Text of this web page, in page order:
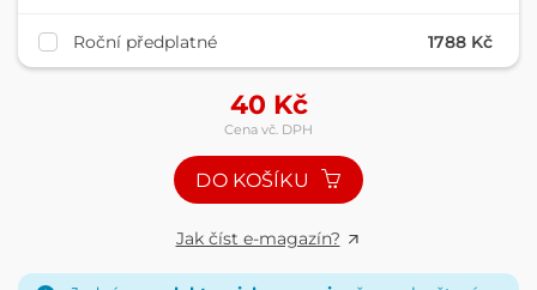
Roční předplatné 1788 Kč
40 Kč
Cena vč. DPH
DO KOŠÍKU
Jak číst e-magazín?